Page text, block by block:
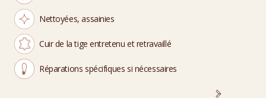
Nettoyées, assainies
Cuir de la tige entretenu et retravaillé
Réparations spécifiques si nécessaires